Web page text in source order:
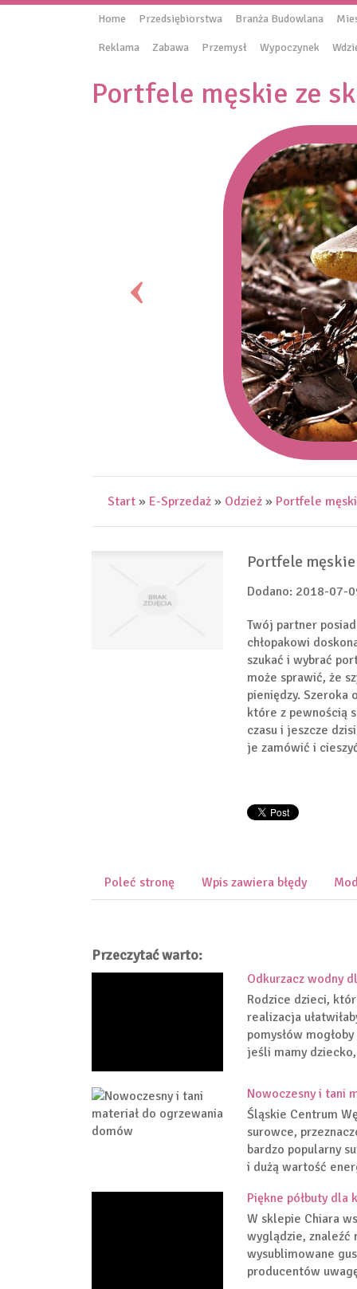
Home Przedsiębiorstwa Branża Budowlana
Reklama Zabawa Przemysł Wypoczynek
Portfele męskie ze
Start » E-Sprzedaż » Odzież » Portfele
Portfele
Dodano: 2018-07-
Twój partner
chłopakowi
szukać i wybrać
może sprawić, że
pieniędzy.
które z pewnością
czasu i jeszcze
je zamówić i
Poleć stronę Wpis zawiera błędy
Przeczytać warto:
Odkurzacz wodny
Rodzice dzieci,
realizacja
pomysłów
jeśli mamy
Nowoczesny i tani
Śląskie Centrum
surowce,
bardzo popularny
i dużą wartość
Piękne półbuty dla
W sklepie Chiara
wyglądzie,
wysublimowane
producentów